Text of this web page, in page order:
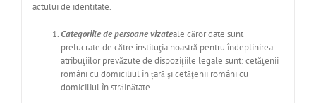
actului de identitate.
Categoriile de persoane vizateale căror date sunt
prelucrate de către instituţia noastră pentru îndeplinirea
atribuţiilor prevăzute de dispozițiile legale sunt: cetăţenii
români cu domiciliul în țară şi cetăţenii români cu
domiciliul în străinătate.